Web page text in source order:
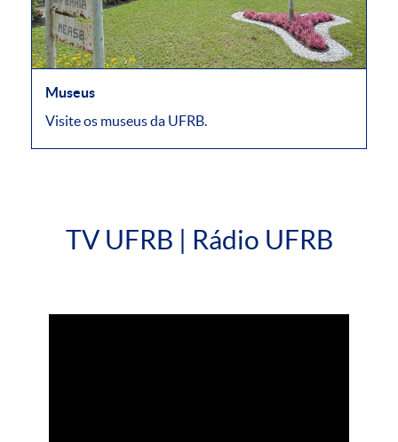
Museus
Visite os museus da UFRB.
TV UFRB | Rádio UFRB